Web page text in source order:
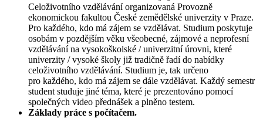
Celoživotního vzdělávání organizovaná Provozně
ekonomickou fakultou České zemědělské univerzity v Praze.
Pro každého, kdo má zájem se vzdělávat. Studium poskytuje
osobám v pozdějším věku všeobecné, zájmové a neprofesní
vzdělávání na vysokoškolské / univerzitní úrovni, které
univerzity / vysoké školy již tradičně řadí do nabídky
celoživotního vzdělávání. Studium je, tak určeno
pro každého, kdo má zájem se dále vzdělávat. Každý semestr
student studuje jiné téma, které je prezentováno pomocí
společných video přednášek a plněno testem.
Základy práce s počítačem.